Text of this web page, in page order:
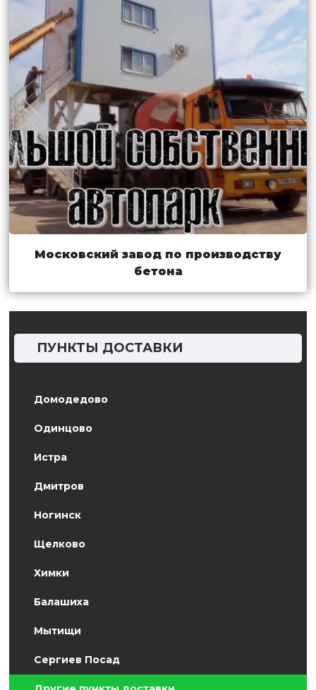
ПУНКТЫ ДОСТАВКИ
Домодедово
Одинцово
Истра
Дмитров
Ногинск
Щелково
Химки
Балашиха
Мытищи
Сергиев Посад
Московский завод по производству
бетона